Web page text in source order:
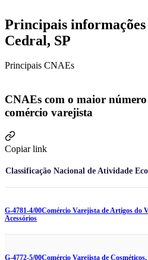
Principais informações
Cedral, SP
Principais CNAEs
CNAEs com o maior número
comércio varejista
Copiar link
Classificação Nacional de Atividade
G-4781-4/00Comércio Varejista de Artigos do
Acessórios
G-4772-5/00Comércio Varejista de